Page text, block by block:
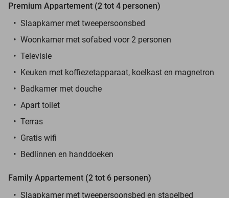
Premium Appartement (2 tot 4 personen)
Slaapkamer met tweepersoonsbed
Woonkamer met sofabed voor 2 personen
Televisie
Keuken met koffiezetapparaat, koelkast en magnetron
Badkamer met douche
Apart toilet
Terras
Gratis wifi
Bedlinnen en handdoeken
Family Appartement (2 tot 6 personen)
Slaapkamer met tweepersoonsbed en stapelbed